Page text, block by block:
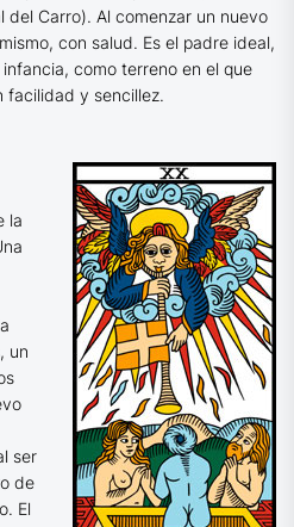
Carro). Al comenzar un nuevo
con salud. Es el padre ideal,
como terreno en el que
facilidad y sencillez.
la
un
ser
de
El